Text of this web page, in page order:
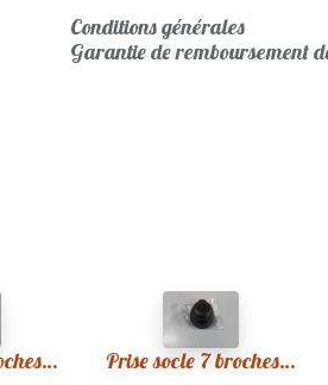
Conditions générales
Garantie de remboursement
Prise socle 7 broches métal remorque neuve Prise socle 7 broches plastique remorque neuve